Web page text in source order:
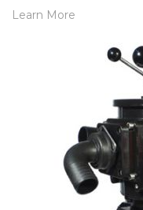
Learn More